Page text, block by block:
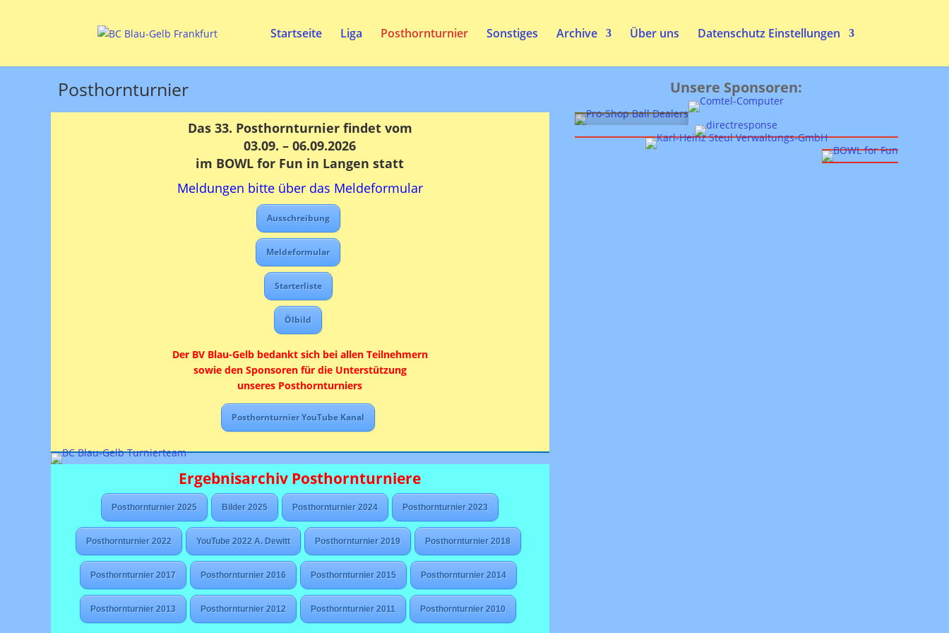
Startseite Liga Posthornturnier Sonstiges Archive Über uns Datenschutz Einstellungen
Posthornturnier
Das 33. Posthornturnier findet vom
03.09. – 06.09.2026
im BOWL for Fun in Langen statt
Meldungen bitte über das Meldeformular
Ausschreibung
Meldeformular
Starterliste
Ölbild
Der BV Blau-Gelb bedankt sich bei allen Teilnehmern
sowie den Sponsoren für die Unterstützung
unseres Posthornturniers
Posthornturnier YouTube Kanal
Ergebnisarchiv Posthornturniere
Posthornturnier 2025 Bilder 2025 Posthornturnier 2024 Posthornturnier 2023
Posthornturnier 2022 YouTube 2022 A. Dewitt Posthornturnier 2019 Posthornturnier 2018
Posthornturnier 2017 Posthornturnier 2016 Posthornturnier 2015 Posthornturnier 2014
Posthornturnier 2013 Posthornturnier 2012 Posthornturnier 2011 Posthornturnier 2010
Unsere Sponsoren: